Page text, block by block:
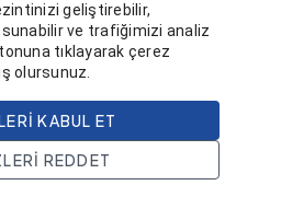
Projeler Hesap
geliştirebilir,
ve trafiğimizi analiz
tıklayarak çerez
olursunuz.
KABUL ET
REDDET